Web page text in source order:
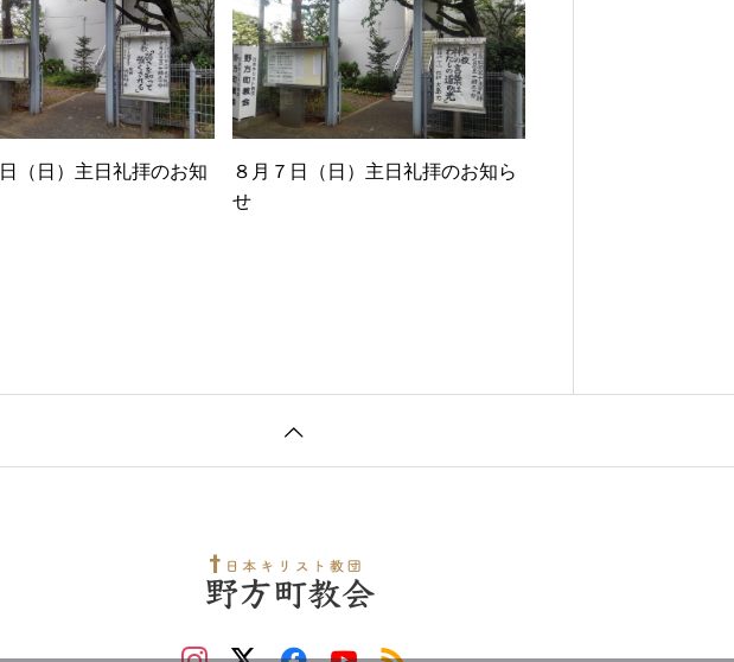
（日）主日礼拝のお知
８月７日（日）主日礼拝のお知ら
せ